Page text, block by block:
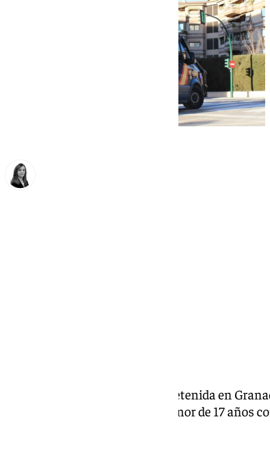
Una joven de 20 años ha sido detenida en
de un apuñalamiento a una menor de 17 años